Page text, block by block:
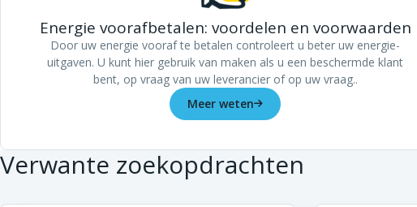
Energie voorafbetalen: voordelen en voorwaarden
Door uw energie vooraf te betalen controleert u beter uw energie-
uitgaven. U kunt hier gebruik van maken als u een beschermde klant
bent, op vraag van uw leverancier of op uw vraag..
Meer weten
Verwante zoekopdrachten